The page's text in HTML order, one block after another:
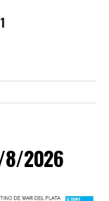
8/2026